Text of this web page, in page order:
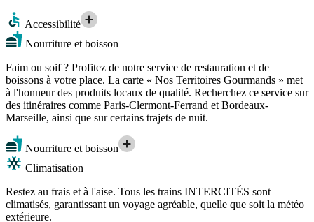
Accessibilité
Nourriture et boisson
Faim ou soif ? Profitez de notre service de restauration et de
boissons à votre place. La carte « Nos Territoires Gourmands » met
à l'honneur des produits locaux de qualité. Recherchez ce service sur
des itinéraires comme Paris-Clermont-Ferrand et Bordeaux-
Marseille, ainsi que sur certains trajets de nuit.
Nourriture et boisson
Climatisation
Restez au frais et à l'aise. Tous les trains INTERCITÉS sont
climatisés, garantissant un voyage agréable, quelle que soit la météo
extérieure.